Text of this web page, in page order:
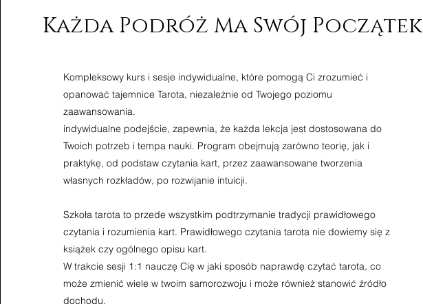
Każda Podróż Ma Swój Początek
Kompleksowy kurs i sesje indywidualne, które pomogą Ci zrozumieć i
opanować tajemnice Tarota, niezależnie od Twojego poziomu
zaawansowania.
indywidualne podejście, zapewnia, że każda lekcja jest dostosowana do
Twoich potrzeb i tempa nauki. Program obejmują zarówno teorię, jak i
praktykę, od podstaw czytania kart, przez zaawansowane tworzenia
własnych rozkładów, po rozwijanie intuicji.
Szkoła tarota to przede wszystkim podtrzymanie tradycji prawidłowego
czytania i rozumienia kart. Prawidłowego czytania tarota nie dowiemy się z
książek czy ogólnego opisu kart.
W trakcie sesji 1:1 nauczę Cię w jaki sposób naprawdę czytać tarota, co
może zmienić wiele w twoim samorozwoju i może również stanowić źródło
dochodu.